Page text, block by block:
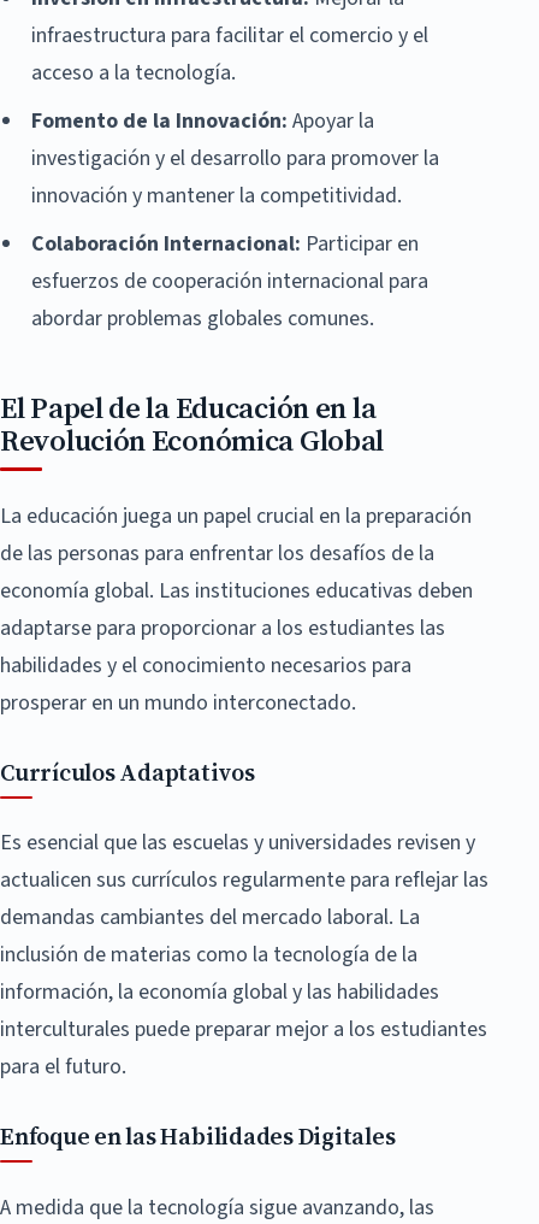
infraestructura para facilitar el comercio y el
acceso a la tecnología.
Fomento de la Innovación: Apoyar la
investigación y el desarrollo para promover la
innovación y mantener la competitividad.
Colaboración Internacional: Participar en
esfuerzos de cooperación internacional para
abordar problemas globales comunes.
El Papel de la Educación en la
Revolución Económica Global
La educación juega un papel crucial en la preparación
de las personas para enfrentar los desafíos de la
economía global. Las instituciones educativas deben
adaptarse para proporcionar a los estudiantes las
habilidades y el conocimiento necesarios para
prosperar en un mundo interconectado.
Currículos Adaptativos
Es esencial que las escuelas y universidades revisen y
actualicen sus currículos regularmente para reflejar las
demandas cambiantes del mercado laboral. La
inclusión de materias como la tecnología de la
información, la economía global y las habilidades
interculturales puede preparar mejor a los estudiantes
para el futuro.
Enfoque en las Habilidades Digitales
A medida que la tecnología sigue avanzando, las